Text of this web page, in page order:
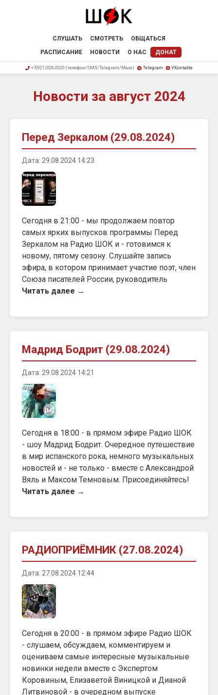
СЛУШАТЬ СМОТРЕТЬ
ОБЩАТЬСЯ
РАСПИСАНИЕ
НОВОСТИ О НАС ДОНАТ
+7(921)326-2020 (телефон/SMS/Telegram/Макс) Telegram VKontakte
Новости за август 2024
Перед Зеркалом (29.08.2024)
Дата: 29.08.2024 14:23
Сегодня в 21:00 - мы продолжаем повтор
самых ярких выпусков программы Перед
Зеркалом на Радио ШОК и - готовимся к
новому, пятому сезону. Слушайте запись
эфира, в котором принимает участие поэт, член
Союза писателей России, руководитель
Читать далее →
Мадрид Бодрит (29.08.2024)
Дата: 29.08.2024 14:21
Сегодня в 18:00 - в прямом эфире Радио ШОК
- шоу Мадрид Бодрит. Очередное путешествие
в мир испанского рока, немного музыкальных
новостей и - не только - вместе с Александрой
Вяль и Максом Темновым. Присоединяйтесь!
Читать далее →
РАДИОПРИЁМНИК (27.08.2024)
Дата: 27.08.2024 12:44
Сегодня в 20:00 - в прямом эфире Радио ШОК
- слушаем, обсуждаем, комментируем и
оцениваем самые интересные музыкальные
новинки недели вместе с Экспертом
Коровиным, Елизаветой Виницкой и Дианой
Литвиновой - в очередном выпуске